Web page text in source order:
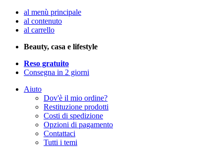
al menù principale
al contenuto
al carrello
Beauty, casa e lifestyle
Reso gratuito
Consegna in 2 giorni
Aiuto
Dov'è il mio ordine?
Restituzione prodotti
Costi di spedizione
Opzioni di pagamento
Contattaci
Tutti i temi